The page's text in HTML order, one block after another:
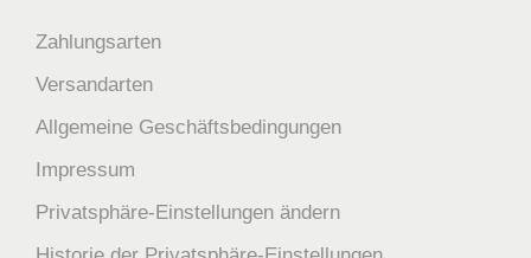
Zahlungsarten
Versandarten
Allgemeine Geschäftsbedingungen
Impressum
Privatsphäre-Einstellungen ändern